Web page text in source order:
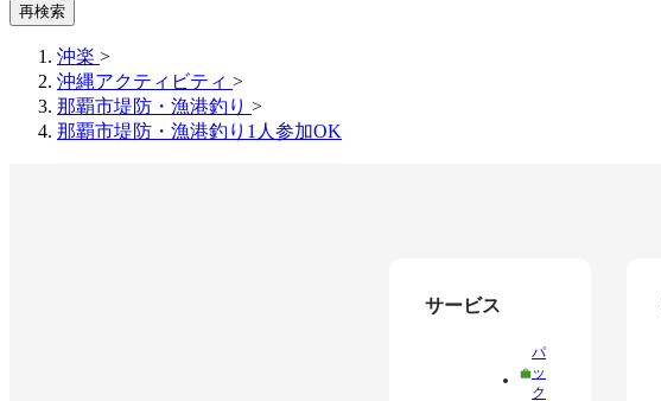
再検索
沖楽 >
沖縄アクティビティ >
那覇市堤防・漁港釣り >
那覇市堤防・漁港釣り1人参加OK
サービス
パ
ッ
ク